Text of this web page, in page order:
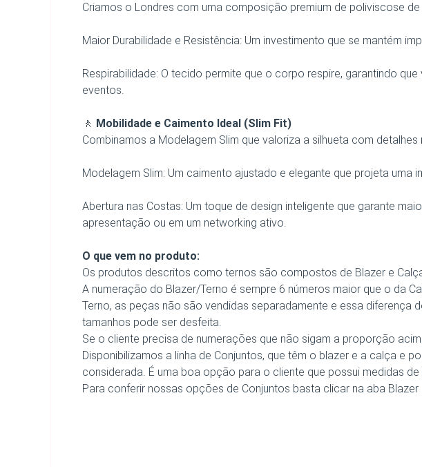
Criamos o Londres com uma composição premium de poliviscose
Maior Durabilidade e Resistência: Um investimento que se mantém
Respirabilidade: O tecido permite que o corpo respire, garantindo
eventos.
🚶 Mobilidade e Caimento Ideal (Slim Fit)
Combinamos a Modelagem Slim que valoriza a silhueta com
Modelagem Slim: Um caimento ajustado e elegante que projeta uma
Abertura nas Costas: Um toque de design inteligente que garante
apresentação ou em um networking ativo.
O que vem no produto:
Os produtos descritos como ternos são compostos de Blazer e
A numeração do Blazer/Terno é sempre 6 números maior que o da
Terno, as peças não são vendidas separadamente e essa diferença
tamanhos pode ser desfeita.
Se o cliente precisa de numerações que não sigam a proporção
Disponibilizamos a linha de Conjuntos, que têm o blazer e a calça e
considerada. É uma boa opção para o cliente que possui medidas
Para conferir nossas opções de Conjuntos basta clicar na aba Blazer